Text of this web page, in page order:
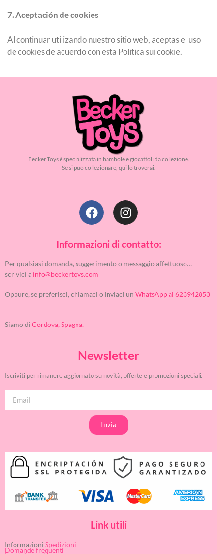
7. Aceptación de cookies
Al continuar utilizando nuestro sitio web, aceptas el uso
de cookies de acuerdo con esta Politica sui cookie.
Becker Toys è specializzata in bambole e giocattoli da collezione.
Se si può collezionare, qui lo troverai.
Informazioni di contatto:
Per qualsiasi domanda, suggerimento o messaggio affettuoso…
scrivici a info@beckertoys.com
Oppure, se preferisci, chiamaci o inviaci un WhatsApp al 623942853
Siamo di Cordova, Spagna.
Newsletter
Iscriviti per rimanere aggiornato su novità, offerte e promozioni speciali.
Invia
Link utili
Informazioni Spedizioni
Domande frequenti